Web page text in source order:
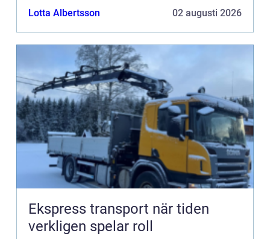
miljö för din n...
Lotta Albertsson 02 augusti 2026
Ekspress transport när tiden
verkligen spelar roll